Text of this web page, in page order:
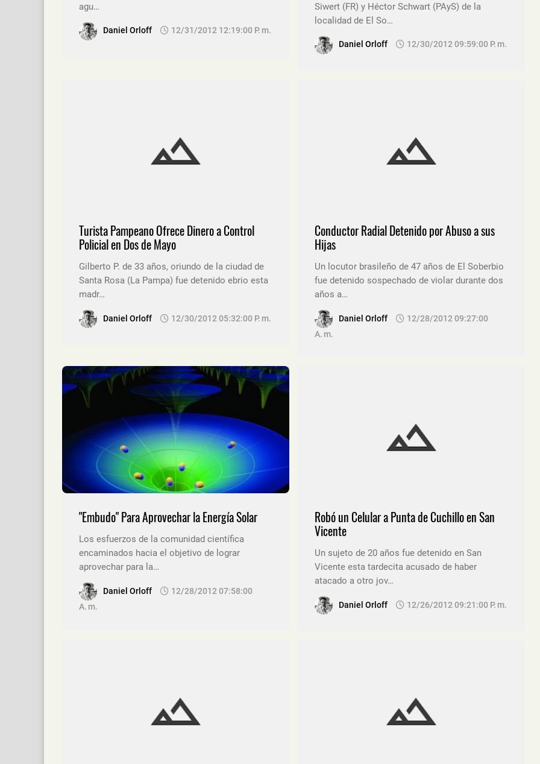
agu…
Daniel Orloff 12/31/2012 12:19:00 P. M.
Siwert (FR) y Héctor Schwart (PAyS) de la
localidad de El So…
Daniel Orloff 12/30/2012 09:59:00 P. M.
Turista Pampeano Ofrece Dinero a Control
Policial en Dos de Mayo
Gilberto P. de 33 años, oriundo de la ciudad de
Santa Rosa (La Pampa) fue detenido ebrio esta
madr…
Daniel Orloff 12/30/2012 05:32:00 P. M.
Conductor Radial Detenido por Abuso a sus
Hijas
Un locutor brasileño de 47 años de El Soberbio
fue detenido sospechado de violar durante dos
años a…
Daniel Orloff
12/28/2012 09:27:00
A. M.
"Embudo" Para Aprovechar la Energía Solar
Los esfuerzos de la comunidad científica
encaminados hacia el objetivo de lograr
aprovechar para la…
Daniel Orloff
12/28/2012 07:58:00
A. M.
Robó un Celular a Punta de Cuchillo en San
Vicente
Un sujeto de 20 años fue detenido en San
Vicente esta tardecita acusado de haber
atacado a otro jov…
Daniel Orloff 12/26/2012 09:21:00 P. M.